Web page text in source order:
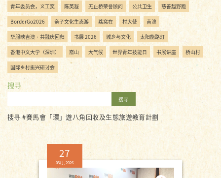
青年委员会，义工奖 陈英凝 无止桥荣誉顾问 公共卫生 慈善越野跑
BorderGo2026 亲子文化生态游 荔窝在 村大使 吉澳
华服映吉澳・共融庆回归 书展 2026 城乡与文化 太阳能路灯
香港中文大学（深圳） 嵛山 大气候 世界青年技能日 书展讲座 桥山村
国际乡村振兴研讨会
搜寻
搜寻
搜寻 #賽馬會「環」遊八角回收及生態旅遊教育計劃
27
03月, 2026